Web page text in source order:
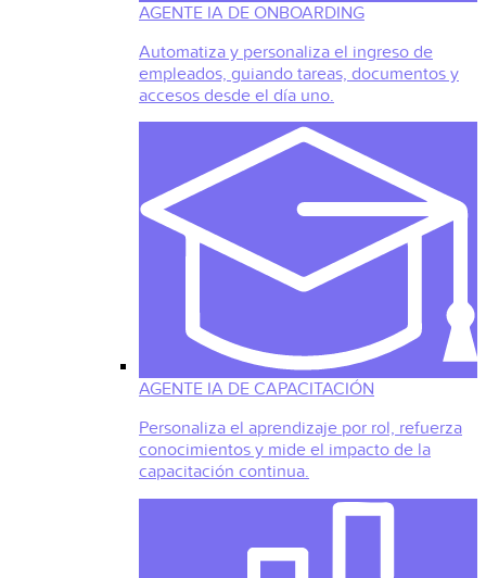
AGENTE IA DE ONBOARDING
Automatiza y personaliza el ingreso de
empleados, guiando tareas, documentos y
accesos desde el día uno.
AGENTE IA DE CAPACITACIÓN
Personaliza el aprendizaje por rol, refuerza
conocimientos y mide el impacto de la
capacitación continua.